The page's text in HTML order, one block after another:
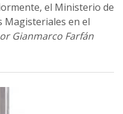
el Ministerio de
Magisteriales en el
Gianmarco Farfán